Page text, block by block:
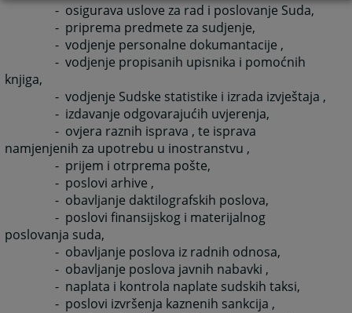
- osigurava uslove za rad i poslovanje Suda,
- priprema predmete za sudjenje,
- vodjenje personalne dokumantacije ,
- vodjenje propisanih upisnika i pomoćnih
knjiga,
- vodjenje Sudske statistike i izrada izvještaja ,
- izdavanje odgovarajućih uvjerenja,
- ovjera raznih isprava , te isprava
namjenjenih za upotrebu u inostranstvu ,
- prijem i otrprema pošte,
- poslovi arhive ,
- obavljanje daktilografskih poslova,
- poslovi finansijskog i materijalnog
poslovanja suda,
- obavljanje poslova iz radnih odnosa,
- obavljanje poslova javnih nabavki ,
- naplata i kontrola naplate sudskih taksi,
- poslovi izvršenja kaznenih sankcija ,